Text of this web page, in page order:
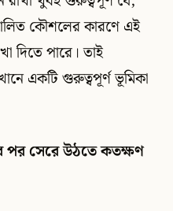
কৌশলের কারণে এই
পারে। তাই
একটি গুরুত্বপূর্ণ ভূমিকা
পর সেরে উঠতে কতক্ষণ